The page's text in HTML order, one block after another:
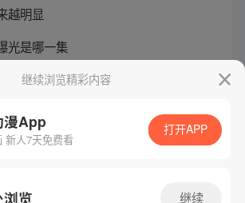
越明显
光是哪一集
情报
继续浏览精彩内容
漫App
新人7天免费看
打开APP
览 继续
案/许可证号：粤B2-20090059-5